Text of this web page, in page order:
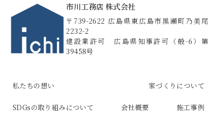
市川工務店 株式会社
〒739-2622 広島県東広島市黒瀬町乃美尾
2232-2
建設業許可 広島県知事許可（般-6）第
39458号
私たちの想い 家づくりについて
SDGsの取り組みについて 会社概要 施工事例